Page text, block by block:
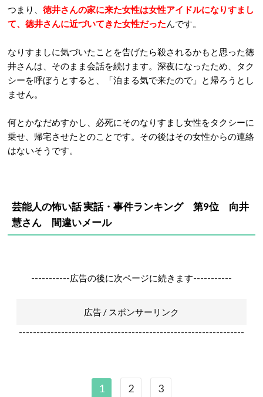
つまり、 徳井さんの家に来た女性は女性アイドルになりすまし
て、徳井さんに近づいてきた女性だったんです。
なりすましに気づいたことを告げたら殺されるかもと思った徳
井さんは、そのまま会話を続けます。深夜になったため、タク
シーを呼ぼうとすると、「泊まる気で来たので」と帰ろうとし
ません。
何とかなだめすかし、必死にそのなりすまし女性をタクシーに
乗せ、帰宅させたとのことです。その後はその女性からの連絡
はないそうです。
芸能人の怖い話 実話・事件ランキング 第9位 向井
慧さん 間違いメール
-----------広告の後に次ページに続きます-----------
広告 / スポンサーリンク
----------------------------------------------------------------
1 2 3